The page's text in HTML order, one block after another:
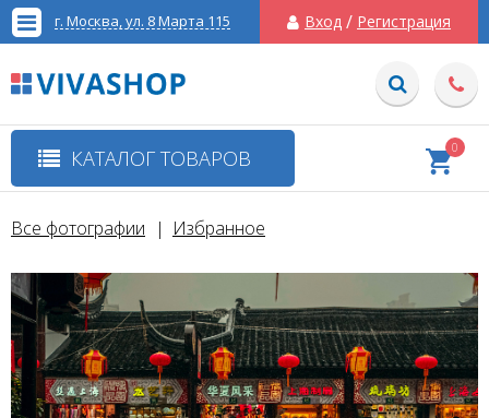
г. Москва, ул. 8 Марта 115 Вход / Регистрация
КАТАЛОГ ТОВАРОВ 0
Все фотографии Избранное